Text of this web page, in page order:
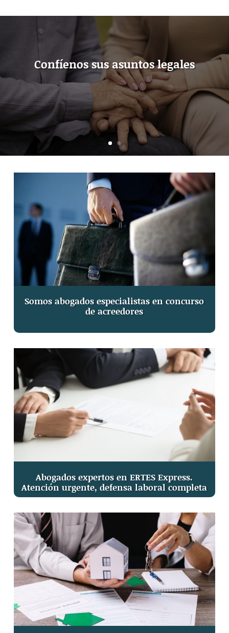
Confíenos sus asuntos legales
Somos abogados especialistas en concurso
de acreedores
Abogados expertos en ERTES Express.
Atención urgente, defensa laboral completa